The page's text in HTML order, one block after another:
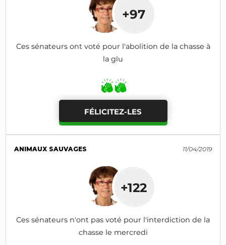
+97
Ces sénateurs ont voté pour l'abolition de la chasse à
la glu
FÉLICITEZ-LES
ANIMAUX SAUVAGES 11/04/2019
+122
Ces sénateurs n'ont pas voté pour l'interdiction de la
chasse le mercredi